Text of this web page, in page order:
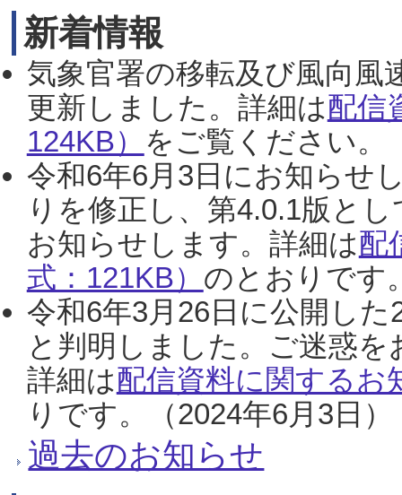
新着情報
気象官署の移転及び風向風
更新しました。詳細は配信
124KB） をご覧ください。
令和6年6月3日にお知らせ
りを修正し、第4.0.1版と
お知らせします。詳細は配
式：121KB） のとおりです
令和6年3月26日に公開し
と判明しました。ご迷惑
詳細は配信資料に関するお
りです。（2024年6月3日）
過去のお知らせ